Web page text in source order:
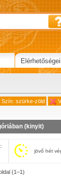
Szín: szürke-zöld
(kinyit)
jövő hét
(1–1)